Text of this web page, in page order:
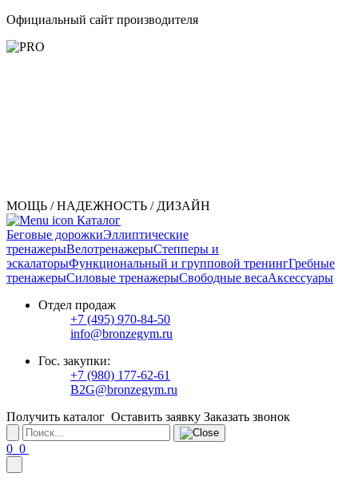
Официальный сайт производителя
МОЩЬ / НАДЕЖНОСТЬ / ДИЗАЙН
Каталог
Беговые дорожкиЭллиптические
тренажерыВелотренажерыСтепперы и
эскалаторыФункциональный и групповой тренингГребные
тренажерыСиловые тренажерыСвободные весаАксессуары
Отдел продаж
+7 (495) 970-84-50
info@bronzegym.ru
Гос. закупки:
+7 (980) 177-62-61
B2G@bronzegym.ru
Получить каталог Оставить заявку Заказать звонок
0 0